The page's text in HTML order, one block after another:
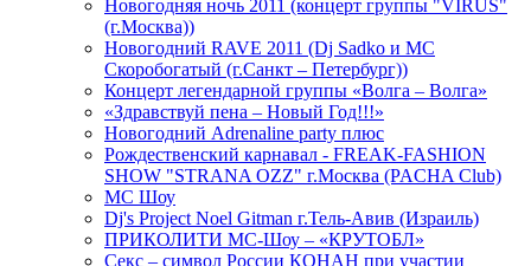
Новогодняя ночь 2011 (концерт группы "VIRUS"
(г.Москва))
Новогодний RAVE 2011 (Dj Sadko и MC
Скоробогатый (г.Санкт – Петербург))
Концерт легендарной группы «Волга – Волга»
«Здравствуй пена – Новый Год!!!»
Новогодний Adrenaline party плюс
Рождественский карнавал - FREAK-FASHION
SHOW "STRANA OZZ" г.Москва (PACHA Club)
MC Шоу
Dj's Project Noel Gitman г.Тель-Авив (Израиль)
ПРИКОЛИТИ МС-Шоу – «КРУТОБЛ»
Секс – символ России КОНАН при участии